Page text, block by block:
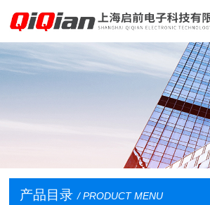
产品目录 / PRODUCT MENU